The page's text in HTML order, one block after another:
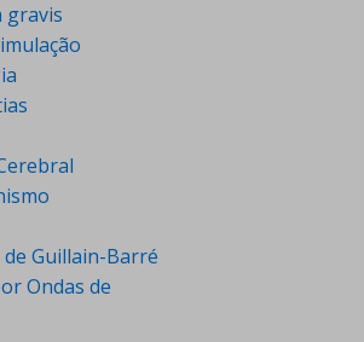
gravis
Guillain-Barré
Ondas de